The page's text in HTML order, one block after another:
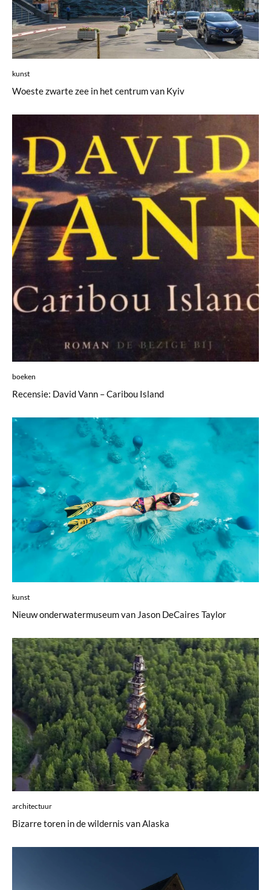
kunst
Woeste zwarte zee in het centrum van Kyiv
boeken
Recensie: David Vann – Caribou Island
kunst
Nieuw onderwatermuseum van Jason DeCaires Taylor
architectuur
Bizarre toren in de wildernis van Alaska